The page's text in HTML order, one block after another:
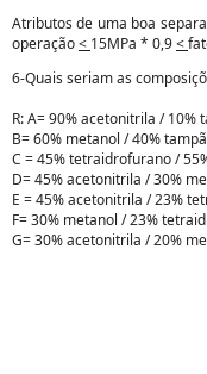
Atributos de uma boa
operação< 15MPa * 0,9<
6-Quais seriam as
R: A= 90% acetonitrila / 10%
B= 60% metanol / 40%
C = 45% tetraidrofurano /
D= 45% acetonitrila / 30%
E = 45% acetonitrila / 23%
F= 30% metanol / 23%
G= 30% acetonitrila / 20%